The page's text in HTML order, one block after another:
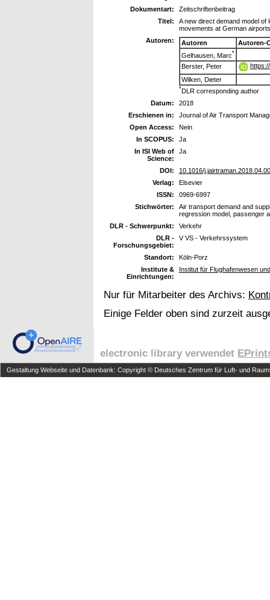
Dokumentart:
Zeitschriftenbeitrag
Titel:
A new direct demand model
movements at German airports
Autoren:
Autoren
Autoren-
Gelhausen, Marc*
Berster, Peter
Wilken, Dieter
*DLR corresponding author
Datum:
2018
Erschienen in:
Journal of Air Transport
Open Access:
Nein
In SCOPUS:
Ja
In ISI Web of
Science:
Ja
DOI:
10.1016/
Verlag:
Elsevier
ISSN:
0969-6997
Stichwörter:
Air transport demand and
regression model, passenger
DLR - Schwerpunkt:
Verkehr
DLR -
Forschungsgebiet:
V VS - Verkehrssystem
Standort:
Köln-Porz
Institute &
Einrichtungen:
Institut für Flughafenwesen
Nur für Mitarbeiter des Archivs:
Einige Felder oben sind zurzeit
electronic library verwendet
Gestaltung Webseite und Datenbank: Copyright © Deutsches Zentrum für Luft- und